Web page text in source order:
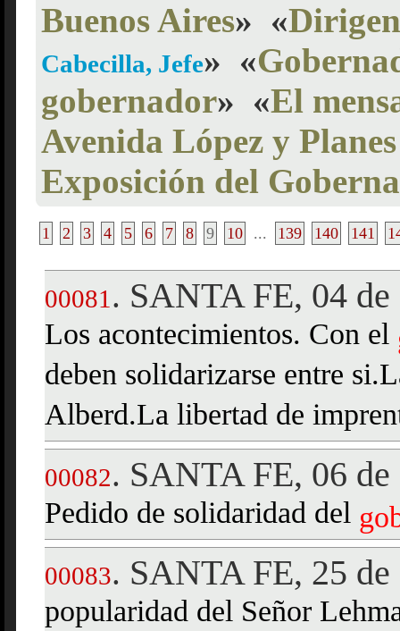
Buenos Aires» «
Cabecilla, Jefe» «
gobernador» «El
Avenida López y
Exposición del
1 2 3 4 5 6 7 8 9 10 ... 139 140 141
00081 . SANTA FE, 04
Los acontecimientos. Con el
deben solidarizarse entre
Alberd.La libertad de
00082. SANTA FE, 06
Pedido de solidaridad del
00083. SANTA FE, 25
popularidad del Señor